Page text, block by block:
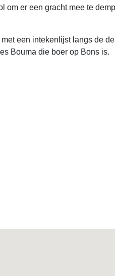
om er een gracht mee te
een intekenlijst langs de
Bouma die boer op Bons is.